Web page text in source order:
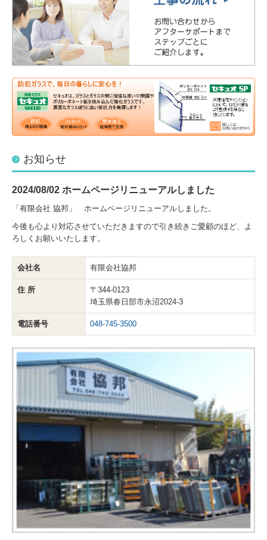
会社名 有限会社協邦
住 所
〒344-0123
埼玉県春日部市永沼2024-3
電話番号 048-745-3500
お知らせ
2024/08/02 ホームページリニューアルしました
「有限会社 協邦」 ホームページリニューアルしました。
今後も心より対応させていただきますので引き続きご愛顧のほど、よ
ろしくお願いいたします。